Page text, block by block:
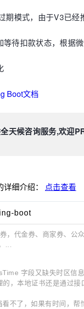
期模式，由于V3已
待扣款状态，根据
Boot文档
天候咨询服务,欢迎
详细介绍： 点击查看
boot
，代金券、商家券、公
...
字段又缺失时区信
，本地证书还是通过接
不了，如果有时间，帮